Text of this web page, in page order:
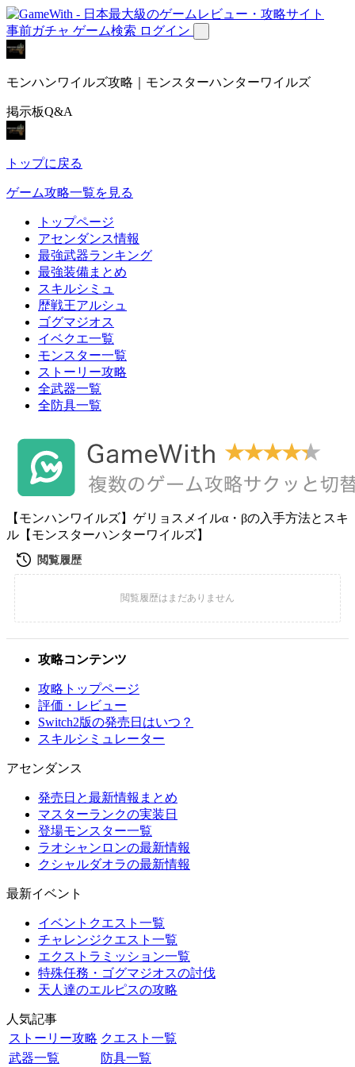
事前ガチャ ゲーム検索 ログイン
モンハンワイルズ攻略｜モンスターハンターワイルズ
掲示板Q&A
トップに戻る
ゲーム攻略一覧を見る
トップページ
アセンダンス情報
最強武器ランキング
最強装備まとめ
スキルシミュ
歴戦王アルシュ
ゴグマジオス
イベクエ一覧
モンスター一覧
ストーリー攻略
全武器一覧
全防具一覧
【モンハンワイルズ】ゲリョスメイルα・βの入手方法とスキ
ル【モンスターハンターワイルズ】
攻略コンテンツ
攻略トップページ
評価・レビュー
Switch2版の発売日はいつ？
スキルシミュレーター
アセンダンス
発売日と最新情報まとめ
マスターランクの実装日
登場モンスター一覧
ラオシャンロンの最新情報
クシャルダオラの最新情報
最新イベント
イベントクエスト一覧
チャレンジクエスト一覧
エクストラミッション一覧
特殊任務・ゴグマジオスの討伐
天人達のエルピスの攻略
人気記事
ストーリー攻略 クエスト一覧
武器一覧
防具一覧